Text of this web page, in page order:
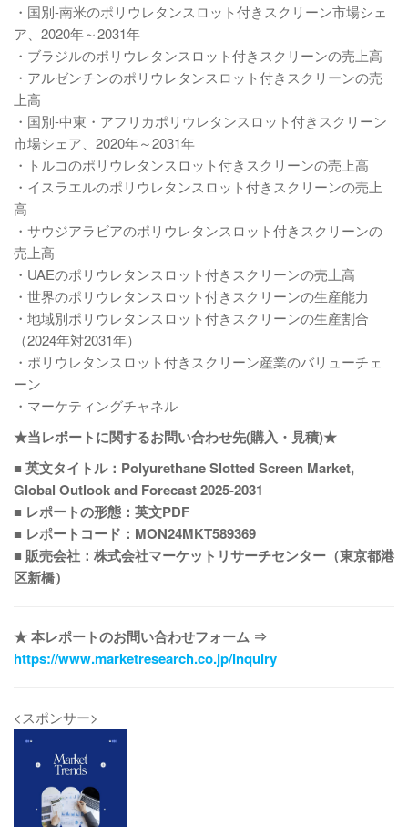
・国別-南米のポリウレタンスロット付きスクリーン市場シェ
ア、2020年～2031年
・ブラジルのポリウレタンスロット付きスクリーンの売上高
・アルゼンチンのポリウレタンスロット付きスクリーンの売
上高
・国別-中東・アフリカポリウレタンスロット付きスクリーン
市場シェア、2020年～2031年
・トルコのポリウレタンスロット付きスクリーンの売上高
・イスラエルのポリウレタンスロット付きスクリーンの売上
高
・サウジアラビアのポリウレタンスロット付きスクリーンの
売上高
・UAEのポリウレタンスロット付きスクリーンの売上高
・世界のポリウレタンスロット付きスクリーンの生産能力
・地域別ポリウレタンスロット付きスクリーンの生産割合
（2024年対2031年）
・ポリウレタンスロット付きスクリーン産業のバリューチェ
ーン
・マーケティングチャネル
★当レポートに関するお問い合わせ先(購入・見積)★
■ 英文タイトル：Polyurethane Slotted Screen Market,
Global Outlook and Forecast 2025-2031
■ レポートの形態：英文PDF
■ レポートコード：MON24MKT589369
■ 販売会社：株式会社マーケットリサーチセンター（東京都港
区新橋）
★ 本レポートのお問い合わせフォーム ⇒
https://www.marketresearch.co.jp/inquiry
<スポンサー>